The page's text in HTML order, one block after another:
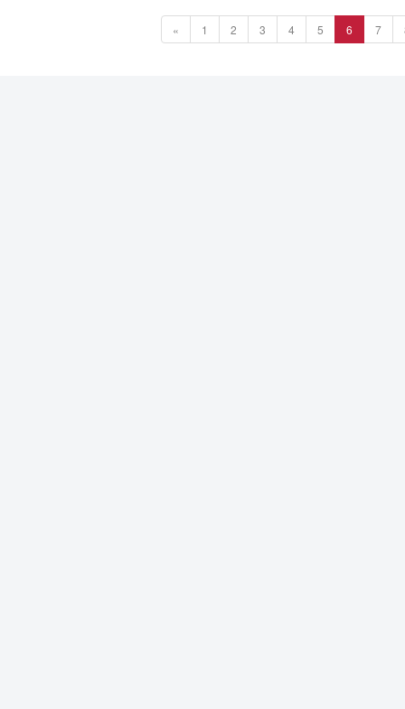
« 1 2 3 4 5 6 7